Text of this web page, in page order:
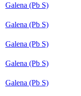
Galena (Pb S)
Galena (Pb S)
Galena (Pb S)
Galena (Pb S)
Galena (Pb S)